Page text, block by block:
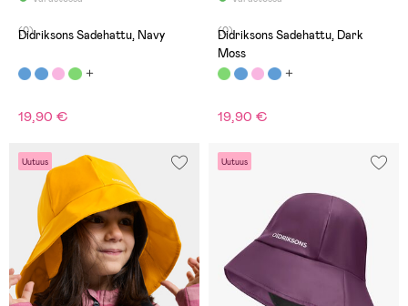
(0)
Didriksons Sadehattu, Navy
19,90 €
(0)
Didriksons Sadehattu, Dark
Moss
19,90 €
Uutuus Uutuus